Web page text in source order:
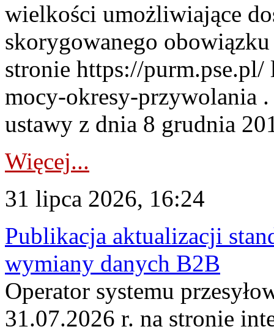
wielkości umożliwiające
skorygowanego
stronie https://
mocy-okresy-przywolania
ustawy z dnia 8 grudnia
Więcej...
31 lipca 2026, 16:24
Publikacja aktualizacji
wymiany danych B2B
Operator systemu
31.07.2026 r. na stronie